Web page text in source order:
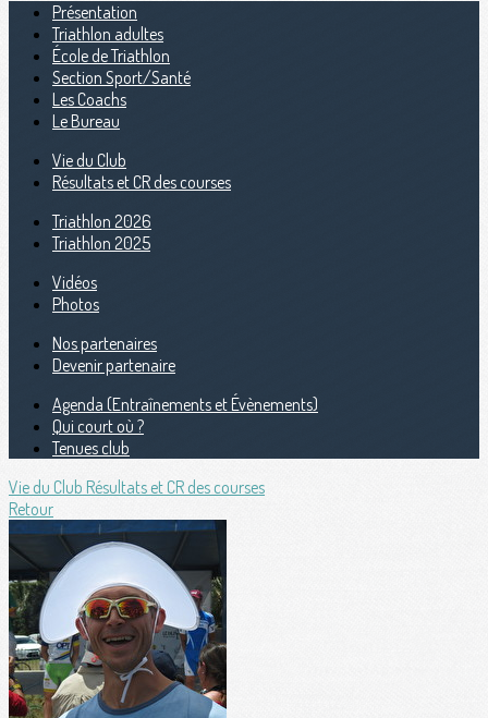
Présentation
Triathlon adultes
École de Triathlon
Section Sport/Santé
Les Coachs
Le Bureau
Vie du Club
Résultats et CR des courses
Triathlon 2026
Triathlon 2025
Vidéos
Photos
Nos partenaires
Devenir partenaire
Agenda (Entraînements et Évènements)
Qui court où ?
Tenues club
Vie du Club Résultats et CR des courses
Retour